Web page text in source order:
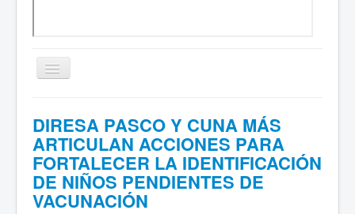
Cambiar
navegación
Sociales
Institucional
Deportes
DIRESA PASCO Y CUNA MÁS
ARTICULAN ACCIONES PARA
FORTALECER LA IDENTIFICACIÓN
DE NIÑOS PENDIENTES DE
VACUNACIÓN